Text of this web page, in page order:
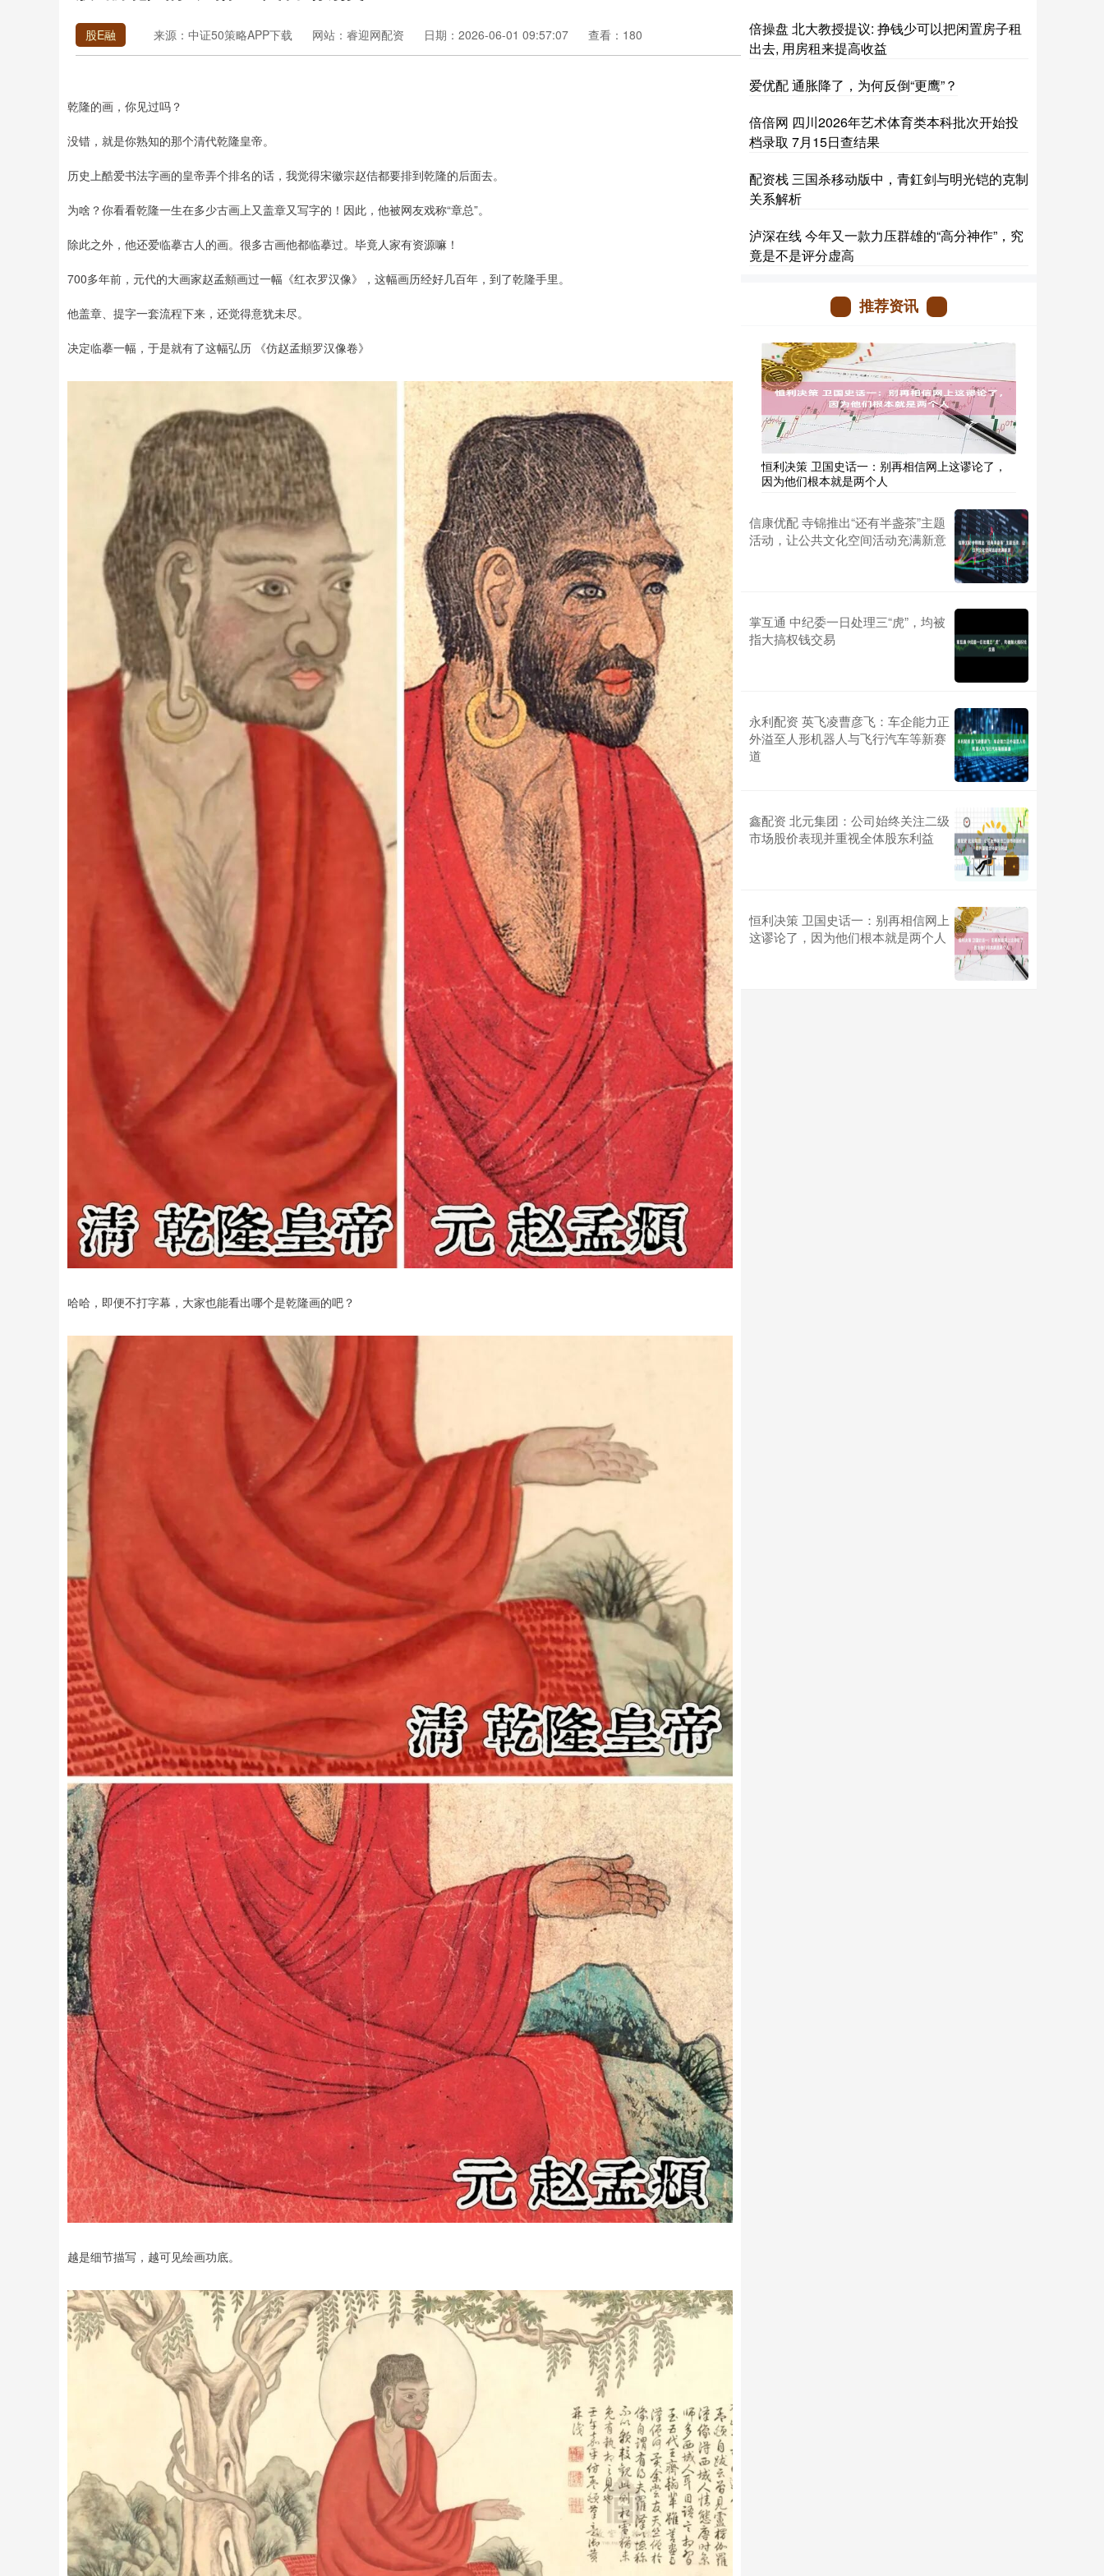
股E融 来源：中证50策略APP下载 网站：睿迎网配资 日期：2026-06-01 09:57:07 查看：180
乾隆的画，你见过吗？
没错，就是你熟知的那个清代乾隆皇帝。
历史上酷爱书法字画的皇帝弄个排名的话，我觉得宋徽宗赵佶都要排到乾隆的后面去。
为啥？你看看乾隆一生在多少古画上又盖章又写字的！因此，他被网友戏称“章总”。
除此之外，他还爱临摹古人的画。很多古画他都临摹过。毕竟人家有资源嘛！
700多年前，元代的大画家赵孟頫画过一幅《红衣罗汉像》，这幅画历经好几百年，到了乾隆手里。
他盖章、提字一套流程下来，还觉得意犹未尽。
决定临摹一幅，于是就有了这幅弘历 《仿赵孟頫罗汉像卷》
哈哈，即便不打字幕，大家也能看出哪个是乾隆画的吧？
越是细节描写，越可见绘画功底。
倍操盘 北大教授提议: 挣钱少可以把闲置房子租
出去, 用房租来提高收益
爱优配 通胀降了，为何反倒“更鹰”？
倍倍网 四川2026年艺术体育类本科批次开始投
档录取 7月15日查结果
配资栈 三国杀移动版中，青釭剑与明光铠的克制
关系解析
泸深在线 今年又一款力压群雄的“高分神作”，究
竟是不是评分虚高
推荐资讯
恒利决策 卫国史话一：别再相信网上这谬论了，
因为他们根本就是两个人
信康优配 寺锦推出“还有半盏茶”主题
活动，让公共文化空间活动充满新意
掌互通 中纪委一日处理三“虎”，均被
指大搞权钱交易
永利配资 英飞凌曹彦飞：车企能力正
外溢至人形机器人与飞行汽车等新赛
道
鑫配资 北元集团：公司始终关注二级
市场股价表现并重视全体股东利益
恒利决策 卫国史话一：别再相信网上
这谬论了，因为他们根本就是两个人